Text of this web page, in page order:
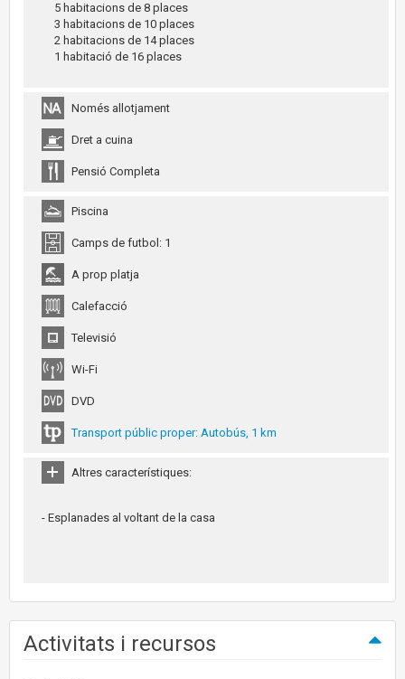
5 habitacions de 8 places
3 habitacions de 10 places
2 habitacions de 14 places
1 habitació de 16 places
Només allotjament
Dret a cuina
Pensió Completa
Piscina
Camps de futbol: 1
A prop platja
Calefacció
Televisió
Wi-Fi
DVD
Transport públic proper: Autobús, 1 km
Altres característiques:
- Esplanades al voltant de la casa
Activitats i recursos